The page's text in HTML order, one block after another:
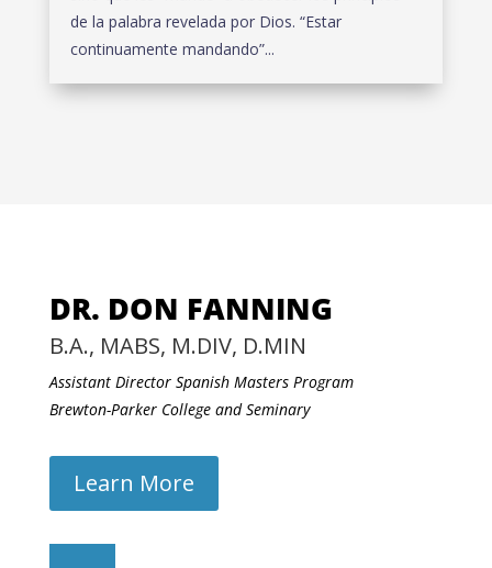
de la palabra revelada por Dios. “Estar
continuamente mandando”...
DR. DON FANNING
B.A., MABS, M.DIV, D.MIN
Assistant Director Spanish Masters Program
Brewton-Parker College and Seminary
Learn More